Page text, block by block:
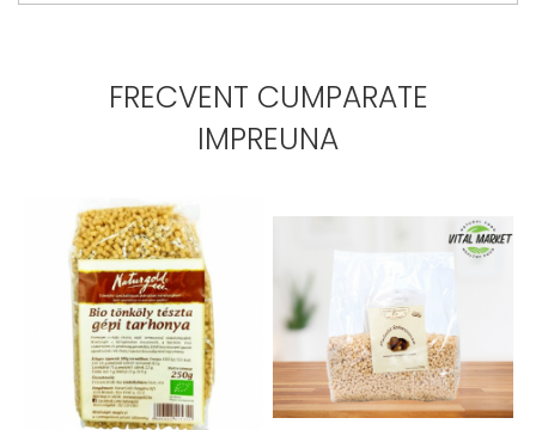
FRECVENT CUMPARATE
IMPREUNA